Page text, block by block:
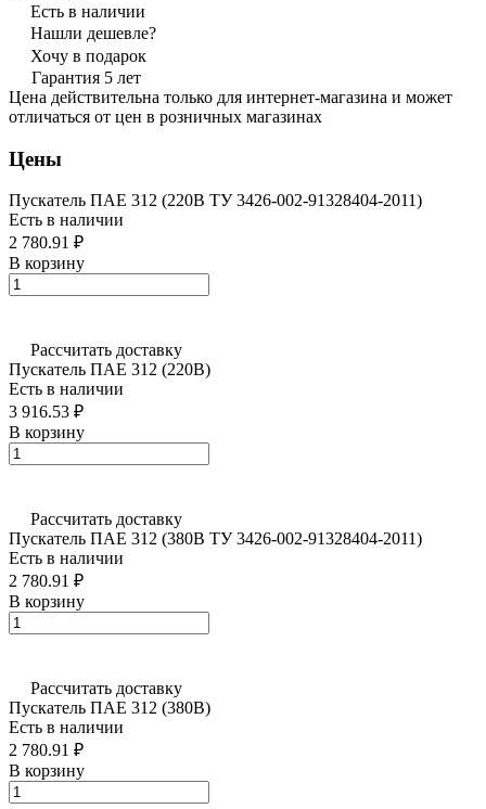
Есть в наличии
Нашли дешевле?
Хочу в подарок
Гарантия 5 лет
Цена действительна только для интернет-магазина и может
отличаться от цен в розничных магазинах
Цены
Пускатель ПАЕ 312 (220В ТУ 3426-002-91328404-2011)
Есть в наличии
2 780.91 ₽
В корзину
Рассчитать доставку
Пускатель ПАЕ 312 (220В)
Есть в наличии
3 916.53 ₽
В корзину
Рассчитать доставку
Пускатель ПАЕ 312 (380В ТУ 3426-002-91328404-2011)
Есть в наличии
2 780.91 ₽
В корзину
Рассчитать доставку
Пускатель ПАЕ 312 (380В)
Есть в наличии
2 780.91 ₽
В корзину